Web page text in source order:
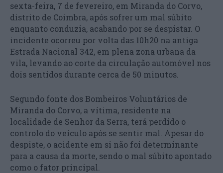
sexta-feira, 7 de fevereiro, em Miranda do Corvo,
distrito de Coimbra, após sofrer um mal súbito
enquanto conduzia, acabando por se despistar. O
incidente ocorreu por volta das 10h20 na antiga
Estrada Nacional 342, em plena zona urbana da
vila, levando ao corte da circulação automóvel nos
dois sentidos durante cerca de 50 minutos.
Segundo fonte dos Bombeiros Voluntários de
Miranda do Corvo, a vítima, residente na
localidade de Senhor da Serra, terá perdido o
controlo do veículo após se sentir mal. Apesar do
despiste, o acidente em si não foi determinante
para a causa da morte, sendo o mal súbito apontado
como o fator principal.